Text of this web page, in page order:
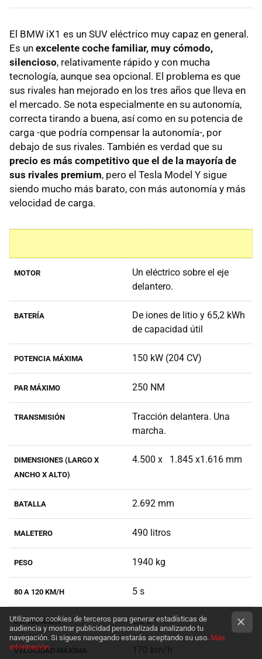
El BMW iX1 es un SUV eléctrico muy capaz en general.
Es un excelente coche familiar, muy cómodo,
silencioso, relativamente rápido y con mucha
tecnología, aunque sea opcional. El problema es que
sus rivales han mejorado en los tres años que lleva en
el mercado. Se nota especialmente en su autonomía,
correcta tirando a buena, así como en su potencia de
carga -que podría compensar la autonomía-, por
debajo de sus rivales. También es verdad que su
precio es más competitivo que el de la mayoría de
sus rivales premium, pero el Tesla Model Y sigue
siendo mucho más barato, con más autonomía y más
velocidad de carga.
MOTOR
Un eléctrico sobre el eje
delantero.
BATERÍA
De iones de litio y 65,2 kWh
de capacidad útil
POTENCIA MÁXIMA 150 kW (204 CV)
PAR MÁXIMO 250 NM
TRANSMISIÓN
Tracción delantera. Una
marcha.
DIMENSIONES (LARGO X
ANCHO X ALTO)
4.500 x 1.845 x1.616 mm
BATALLA 2.692 mm
MALETERO 490 litros
PESO 1940 kg
80 A 120 KM/H 5 s
0 A 100 KM/H 8,6 s
VELOCIDAD MÁXIMA 170 km/h
Utilizamos cookies de terceros para generar estadísticas de
audiencia y mostrar publicidad personalizada analizando tu
navegación. Si sigues navegando estarás aceptando su uso. Más
información